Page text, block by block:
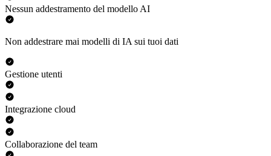
Nessun addestramento del modello AI
Non addestrare mai modelli di IA sui tuoi dati
Gestione utenti
Integrazione cloud
Collaborazione del team